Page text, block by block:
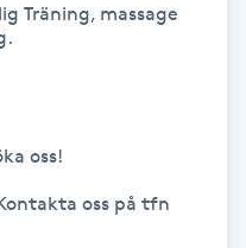
Träning, massage
oss!
oss på tfn